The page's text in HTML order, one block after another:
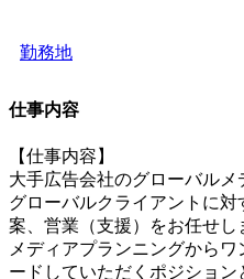
勤務地
仕事内容
【仕事内容】
大手広告会社のグローバルメ
グローバルクライアントに
案、営業（支援）をお任せし
メディアプランニングから
ードしていただくポジション